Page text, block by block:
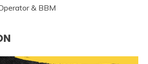
& BBM